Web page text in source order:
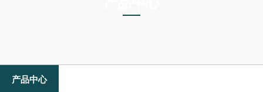
产品中心